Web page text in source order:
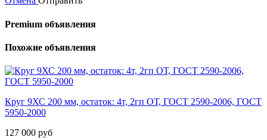
Premium объявления
Похожие объявления
Круг 9ХС 200 мм, остаток: 4т, 2гп ОТ, ГОСТ 2590-2006, ГОСТ
5950-2000
127 000 руб